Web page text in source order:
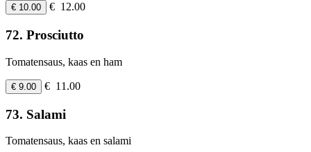
€ 10.00 € 12.00
72. Prosciutto
Tomatensaus, kaas en ham
€ 9.00 € 11.00
73. Salami
Tomatensaus, kaas en salami